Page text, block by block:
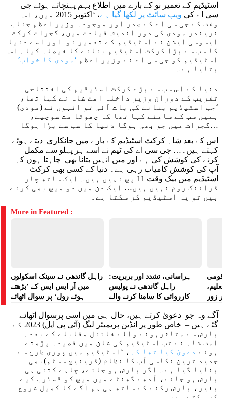
اسٹیڈیم کے تعمیر نو کے بارے میں اطلاع بہم پہنچاتے ہوئے جی
سی اے کی ویب سائٹ پر لکھا گیا ہے
، ‘اکتوبر 2015 میں، اس
وقت کے جی سی اے کے صدر اور موجودہ وزیر اعظم جناب
نریندر مودی کی دور اندیش قیادت میں، گجرات کرکٹ
ایسوسی ایشن نے اسٹیڈیم کے تعمیر نو اور اسے دنیا
کا سب سے بڑا کرکٹ اسٹیڈیم بنانے کا فیصلہ کیا۔ اس
اسٹیڈیم کو جی سی اے نے وزیر اعظم ‘مودی کا خواب’
بتایا ہے۔
دنیا کے اس سب سے بڑے کرکٹ اسٹیڈیم کی افتتاحی
تقریب کے دوران وزیر داخلہ امت شاہ نے کہا تھا،
‘جب اسٹیڈیم بنانے کی بات آئی تو انہوں نے (مودی)
ہمیں سب کے سامنے کہا تھا کہ چھوٹا مت سوچیے،
گجرات میں جو بھی ہوگا دنیا کا سب سے بڑا ہوگا…
اس کے بعد شاہ کرکٹ اسٹیڈیم کے بارے میں جانکاری دیتے ہوئے
کہتے ہیں۔… جی سی اے کی ٹیم نے اسے ہر پہلو سے مکمل
کرنے کی کوشش کی ہے اور میں انہیں بتانا بھی چاہتا ہوں کہ
آپ کی کوشش کامیاب رہی ہے۔ دنیا کے کسی بھی کرکٹ
اسٹیڈیم میں بیک وقت 11 پچ نہیں ہیں۔ ایک ساتھ چار
ڈرائنگ روم نہیں ہیں… ایک دن میں دو میچ بھی کرنے
ہیں تو یہ اسٹیڈیم کر سکتا ہے۔
More in Featured :
راہل گاندھی نے سینک اسکولوں
میں آر ایس ایس کے ’بڑھتے
ہوئے رول‘ پر سوال اٹھائے
ہراسانی، تشدد اور بربریت:
راہل گاندھی نے پولیس
کارروائی کا سامنا کرنے والے
قومی
زور
آگے وہ جو دعویٰ کرتے ہیں، حال ہی میں اسی پرسوال اٹھائے
گئے ہیں – خاص طور پر انڈین پریمیئر لیگ (آئی پی ایل) 2023 کے
بارش سے متاثرہونے والے فائنل مقابلے کے بعد۔
امت شاہ نے تب اسٹیڈیم کی شان میں قصیدہ پڑھتے
ہوئے دعویٰ کیا تھا کہ
، ‘اسٹیڈیم میں پوری طرح سے
جدید ترین نکاسی آب کا نظام (ڈرینیج سسٹم)بھی
بنایا گیا ہے۔ اگر بارش ہو جائے، چاہے کتنی ہی
بارش ہو جائے، آدھے گھنٹے میں میچ کو ڈسٹرب کیے
بغیر، بارش رکنے کے ساتھ ہی ہم آگے کا کھیل شروع